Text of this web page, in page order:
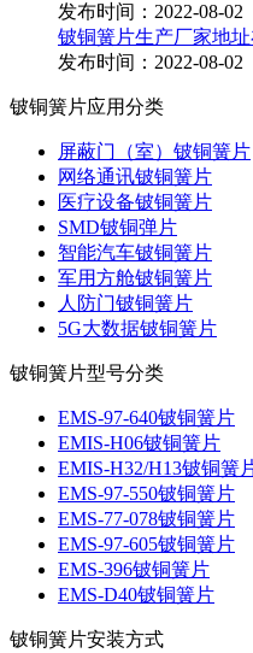
发布时间：2022-08-02
铍铜簧片生产厂家地
发布时间：2022-08-02
铍铜簧片应用分类
屏蔽门（室）铍铜簧片
网络通讯铍铜簧片
医疗设备铍铜簧片
SMD铍铜弹片
智能汽车铍铜簧片
军用方舱铍铜簧片
人防门铍铜簧片
5G大数据铍铜簧片
铍铜簧片型号分类
EMS-97-640铍铜簧片
EMIS-H06铍铜簧片
EMIS-H32/H13铍铜簧
EMS-97-550铍铜簧片
EMS-77-078铍铜簧片
EMS-97-605铍铜簧片
EMS-396铍铜簧片
EMS-D40铍铜簧片
铍铜簧片安装方式